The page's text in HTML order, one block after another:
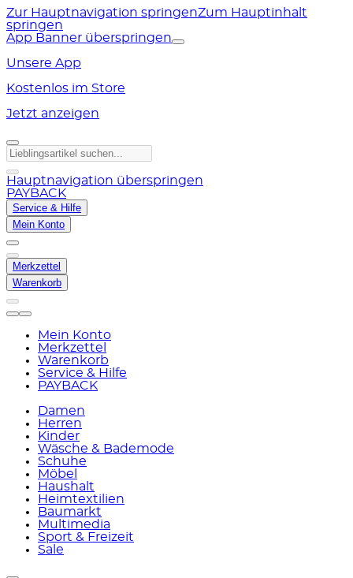
Zur Hauptnavigation springenZum Hauptinhalt
springen
App Banner überspringen
Unsere App
Kostenlos im Store
Jetzt anzeigen
Hauptnavigation überspringen
PAYBACK
Service & Hilfe
Mein Konto
Merkzettel
Warenkorb
Mein Konto
Merkzettel
Warenkorb
Service & Hilfe
PAYBACK
Damen
Herren
Kinder
Wäsche & Bademode
Schuhe
Möbel
Haushalt
Heimtextilien
Baumarkt
Multimedia
Sport & Freizeit
Sale